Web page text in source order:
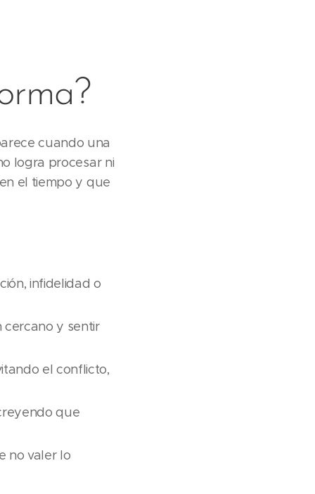
cuando una
logra procesar ni
el tiempo y que
infidelidad o
y sentir
el conflicto,
que
no valer lo